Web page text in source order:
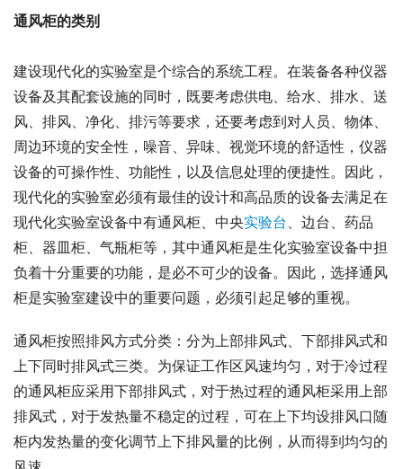
通风柜的类别
建设现代化的实验室是个综合的系统工程。在装备各种仪器
设备及其配套设施的同时，既要考虑供电、给水、排水、送
风、排风、净化、排污等要求，还要考虑到对人员、物体、
周边环境的安全性，噪音、异味、视觉环境的舒适性，仪器
设备的可操作性、功能性，以及信息处理的便捷性。因此，
现代化的实验室必须有最佳的设计和高品质的设备去满足在
现代化实验室设备中有通风柜、中央实验台 、边台、药品
柜、器皿柜、气瓶柜等，其中通风柜是生化实验室设备中担
负着十分重要的功能，是必不可少的设备。因此，选择通风
柜是实验室建设中的重要问题，必须引起足够的重视。
通风柜按照排风方式分类：分为上部排风式、下部排风式和
上下同时排风式三类。为保证工作区风速均匀，对于冷过程
的通风柜应采用下部排风式，对于热过程的通风柜采用上部
排风式，对于发热量不稳定的过程，可在上下均设排风口随
柜内发热量的变化调节上下排风量的比例，从而得到均匀的